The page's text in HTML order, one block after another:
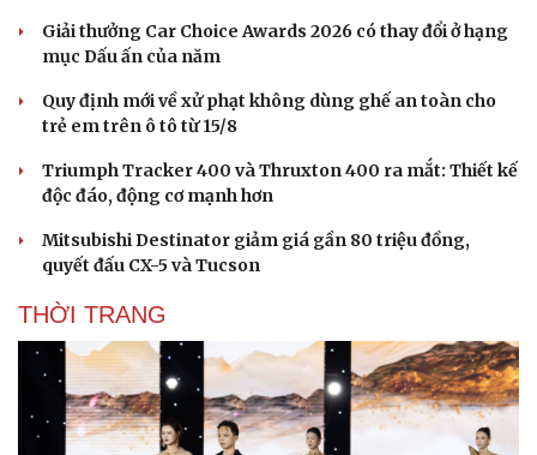
Giải thưởng Car Choice Awards 2026 có thay đổi ở hạng
mục Dấu ấn của năm
Quy định mới về xử phạt không dùng ghế an toàn cho
trẻ em trên ô tô từ 15/8
Triumph Tracker 400 và Thruxton 400 ra mắt: Thiết kế
độc đáo, động cơ mạnh hơn
Mitsubishi Destinator giảm giá gần 80 triệu đồng,
quyết đấu CX-5 và Tucson
THỜI TRANG